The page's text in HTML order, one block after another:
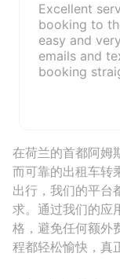
Excellent
booking to
easy and
emails and
booking
在荷兰的首都阿姆
而可靠的出租车转
出行，我们的平台
求。通过我们的应
格，避免任何额外
程都轻松愉快，真